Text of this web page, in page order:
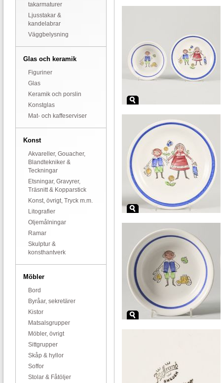
takarmaturer
Ljusstakar &
kandelabrar
Väggbelysning
Glas och keramik
Figuriner
Glas
Keramik och porslin
Konstglas
Mat- och kaffeserviser
Konst
Akvareller, Gouacher,
Blandtekniker &
Teckningar
Etsningar, Gravyrer,
Träsnitt & Kopparstick
Konst, övrigt, Tryck m.m.
Litografier
Oljemålningar
Ramar
Skulptur &
konsthantverk
Möbler
Bord
Byråar, sekretärer
Kistor
Matsalsgrupper
Möbler, övrigt
Sittgrupper
Skåp & hyllor
Soffor
Stolar & Fåtöljer